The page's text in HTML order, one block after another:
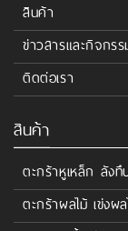
สินค้า
ข่าวสารและกิจกร
ติดต่อเรา
สินค้า
ตะกร้าหูเหล็ก ลัง
ตะกร้าผลไม้ เข่งผ